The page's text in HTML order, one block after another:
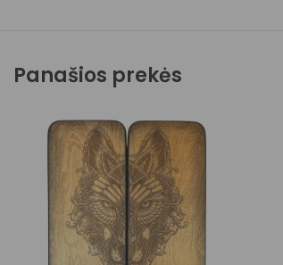
Panašios prekės